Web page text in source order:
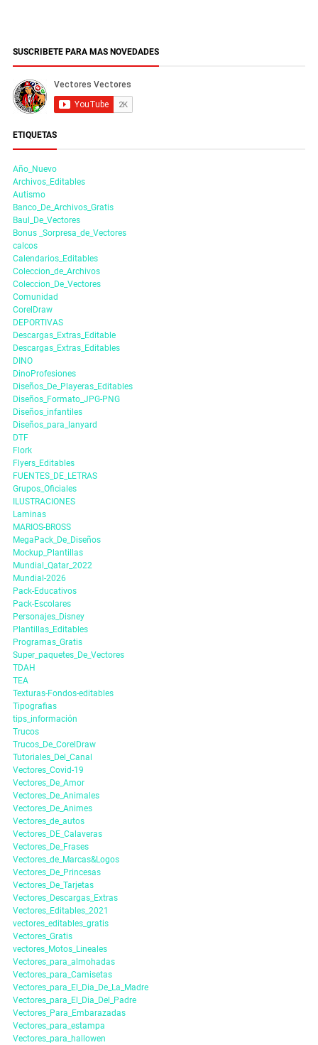
SUSCRIBETE PARA MAS NOVEDADES
ETIQUETAS
Año_Nuevo
Archivos_Editables
Autismo
Banco_De_Archivos_Gratis
Baul_De_Vectores
Bonus _Sorpresa_de_Vectores
calcos
Calendarios_Editables
Coleccion_de_Archivos
Coleccion_De_Vectores
Comunidad
CorelDraw
DEPORTIVAS
Descargas_Extras_Editable
Descargas_Extras_Editables
DINO
DinoProfesiones
Diseños_De_Playeras_Editables
Diseños_Formato_JPG-PNG
Diseños_infantiles
Diseños_para_lanyard
DTF
Flork
Flyers_Editables
FUENTES_DE_LETRAS
Grupos_Oficiales
ILUSTRACIONES
Laminas
MARIOS-BROSS
MegaPack_De_Diseños
Mockup_Plantillas
Mundial_Qatar_2022
Mundial-2026
Pack-Educativos
Pack-Escolares
Personajes_Disney
Plantillas_Editables
Programas_Gratis
Super_paquetes_De_Vectores
TDAH
TEA
Texturas-Fondos-editables
Tipografias
tips_información
Trucos
Trucos_De_CorelDraw
Tutoriales_Del_Canal
Vectores_Covid-19
Vectores_De_Amor
Vectores_De_Animales
Vectores_De_Animes
Vectores_de_autos
Vectores_DE_Calaveras
Vectores_De_Frases
Vectores_de_Marcas&Logos
Vectores_De_Princesas
Vectores_De_Tarjetas
Vectores_Descargas_Extras
Vectores_Editables_2021
vectores_editables_gratis
Vectores_Gratis
vectores_Motos_Lineales
Vectores_para_almohadas
Vectores_para_Camisetas
Vectores_para_El_Dia_De_La_Madre
Vectores_para_El_Dia_Del_Padre
Vectores_Para_Embarazadas
Vectores_para_estampa
Vectores_para_hallowen